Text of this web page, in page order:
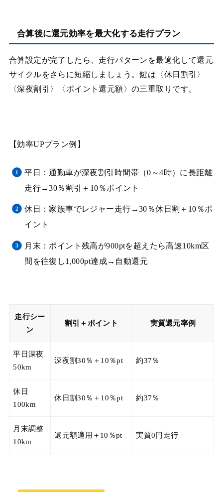
合算後に還元効率を最大化する走行プラン
合算設定が完了したら、走行パターンを最適化して還元
サイクルをさらに短縮しましょう。鍵は〈休日割引〉
〈深夜割引〉〈ポイント還元額〉の三重取りです。
【効率UPプラン例】
平日：通勤車が深夜割引時間帯（0～4時）に長距離
走行→30％割引＋10％ポイント
休日：家族車でレジャー走行→30％休日割＋10％ポ
イント
月末：ポイント残高が900ptを超えたら高速10km区
間を往復し1,000pt達成→自動還元
走行シー
ン
割引＋ポイント 実質還元率例
平日深夜
50km
深夜割30％＋10％pt 約37％
休日
100km
休日割30％＋10％pt 約37％
月末調整
10km
還元額適用＋10％pt 実質0円走行